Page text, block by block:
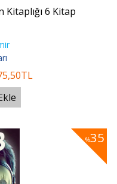
6 Kitap
,50TL
%35